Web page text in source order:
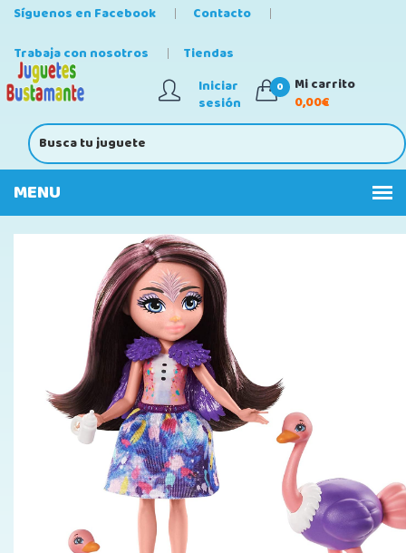
Síguenos en Facebook
Contacto
Trabaja con nosotros
Tiendas
Iniciar
sesión
0
Mi carrito
0,00€